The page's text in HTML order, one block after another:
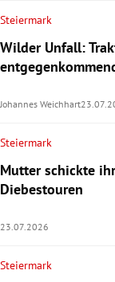
Steiermark
Wilder Unfall:
Johannes Weichhart
Steiermark
Mutter schickte
Diebestouren
23.07.2026
Steiermark